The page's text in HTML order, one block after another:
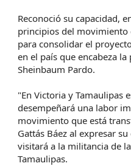
Reconoció su capacidad,
principios del movimiento
para consolidar el
en el país que encabeza
Sheinbaum Pardo.
"En Victoria y Tamaulipas
desempeñará una labor
movimiento que está
Gattás Báez al expresar
visitará a la militancia de
Tamaulipas.